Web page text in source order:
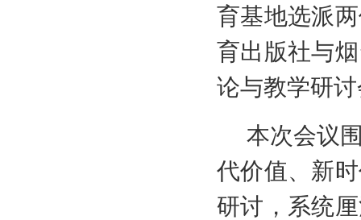
育基地选派
育出版社与
论与教学研
本次会议
代价值、新
研讨，系统